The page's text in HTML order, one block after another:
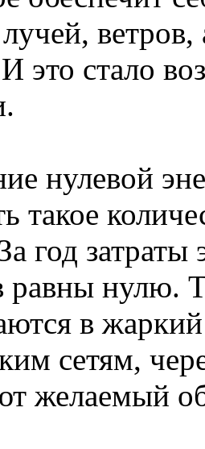
это стало
нулевой
такое
год
равны нулю.
в
сетям,
желаемый